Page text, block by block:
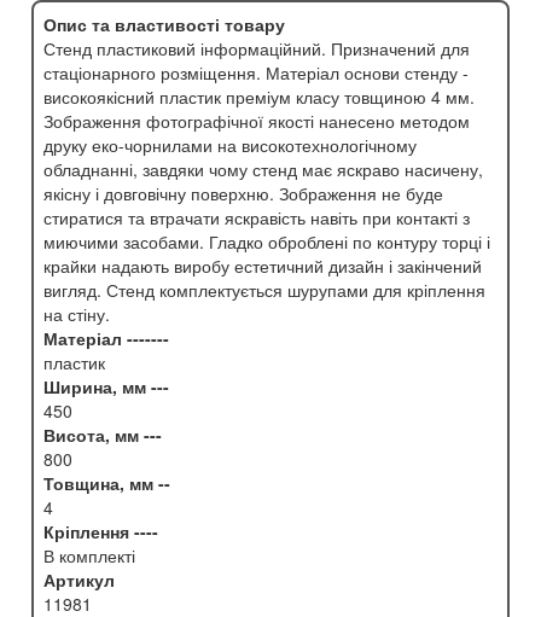
Опис та властивості товару
Стенд пластиковий інформаційний. Призначений для
стаціонарного розміщення. Матеріал основи стенду -
високоякісний пластик преміум класу товщиною 4 мм.
Зображення фотографічної якості нанесено методом
друку еко-чорнилами на високотехнологічному
обладнанні, завдяки чому стенд має яскраво насичену,
якісну і довговічну поверхню. Зображення не буде
стиратися та втрачати яскравість навіть при контакті з
миючими засобами. Гладко оброблені по контуру торці і
крайки надають виробу естетичний дизайн і закінчений
вигляд. Стенд комплектується шурупами для кріплення
на стіну.
Матеріал -------
пластик
Ширина, мм ---
450
Висота, мм ---
800
Товщина, мм --
4
Кріплення ----
В комплекті
Артикул
11981